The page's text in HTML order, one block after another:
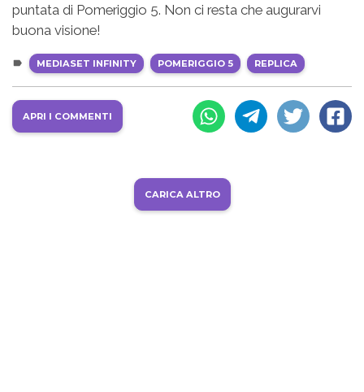
puntata di Pomeriggio 5. Non ci resta che augurarvi
buona visione!
MEDIASET INFINITY POMERIGGIO 5 REPLICA
APRI I COMMENTI
CARICA ALTRO